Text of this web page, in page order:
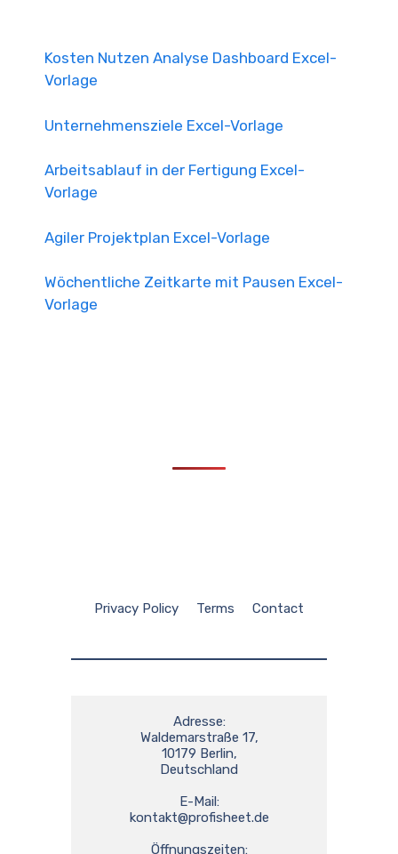
Kosten Nutzen Analyse Dashboard Excel-
Vorlage
Unternehmensziele Excel-Vorlage
Arbeitsablauf in der Fertigung Excel-
Vorlage
Agiler Projektplan Excel-Vorlage
Wöchentliche Zeitkarte mit Pausen Excel-
Vorlage
Privacy Policy Terms Contact
Adresse:
Waldemarstraße 17,
10179 Berlin,
Deutschland
kontakt@profisheet.de
Öffnungszeiten: